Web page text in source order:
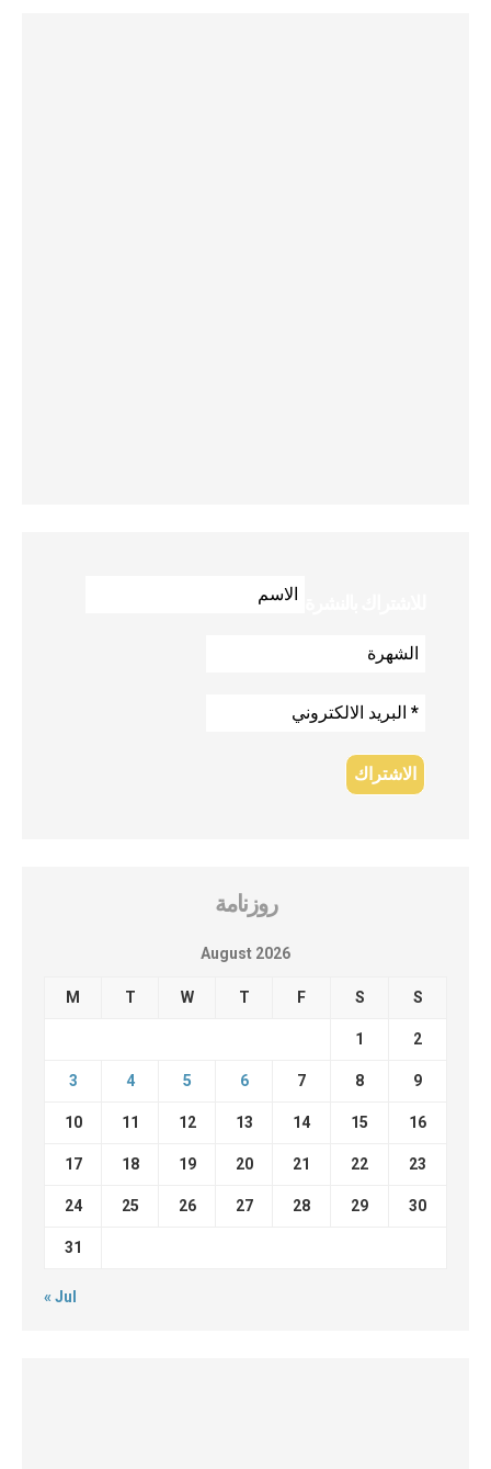
روزنامة
August 2026
M T W T F S S
1 2
3 4 5 6 7 8 9
10 11 12 13 14 15 16
17 18 19 20 21 22 23
24 25 26 27 28 29 30
31
« Jul